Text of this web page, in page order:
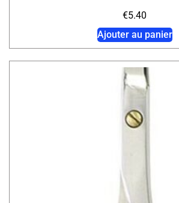
€5.40
Ajouter au panier